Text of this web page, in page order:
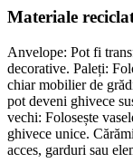
Materiale
Anvelope: Pot fi
decorative. Paleți:
chiar mobilier de
pot deveni ghivece
vechi: Folosește
ghivece unice.
acces, garduri sau